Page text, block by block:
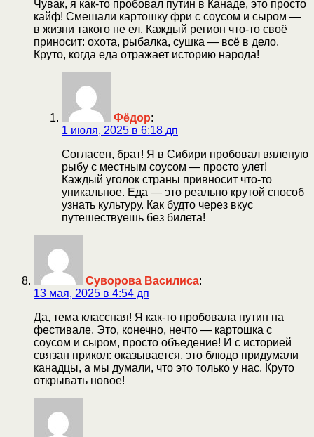
Чувак, я как-то пробовал путин в Канаде, это просто
кайф! Смешали картошку фри с соусом и сыром —
в жизни такого не ел. Каждый регион что-то своё
приносит: охота, рыбалка, сушка — всё в дело.
Круто, когда еда отражает историю народа!
Фёдор:
1 июля, 2025 в 6:18 дп
Согласен, брат! Я в Сибири пробовал вяленую
рыбу с местным соусом — просто улет!
Каждый уголок страны привносит что-то
уникальное. Еда — это реально крутой способ
узнать культуру. Как будто через вкус
путешествуешь без билета!
Суворова Василиса:
13 мая, 2025 в 4:54 дп
Да, тема классная! Я как-то пробовала путин на
фестивале. Это, конечно, нечто — картошка с
соусом и сыром, просто объедение! И с историей
связан прикол: оказывается, это блюдо придумали
канадцы, а мы думали, что это только у нас. Круто
открывать новое!